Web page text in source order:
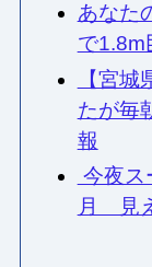
あなた
で1.8m
【宮
たが毎
報
今夜ス
月 見